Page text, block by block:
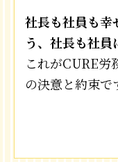
社長も社員も幸
う、社長も社員
これがCURE労
の決意と約束で